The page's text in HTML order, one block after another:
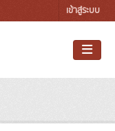
เข้าสู่ระบบ